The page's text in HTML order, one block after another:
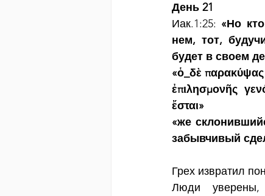
День 21
Иак.1:25: «Но
нем, тот,
будет в своем
«ὁ_δὲ παρακύψας
ἐπιλησμονῆς
ἔσται»
«же
забывчивый
Грех извратил
Люди уверены,